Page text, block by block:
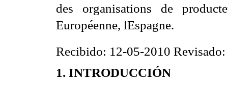
des organisations de
Européenne, lEspagne.
Recibido: 12-05-2010
1. INTRODUCCIÓN